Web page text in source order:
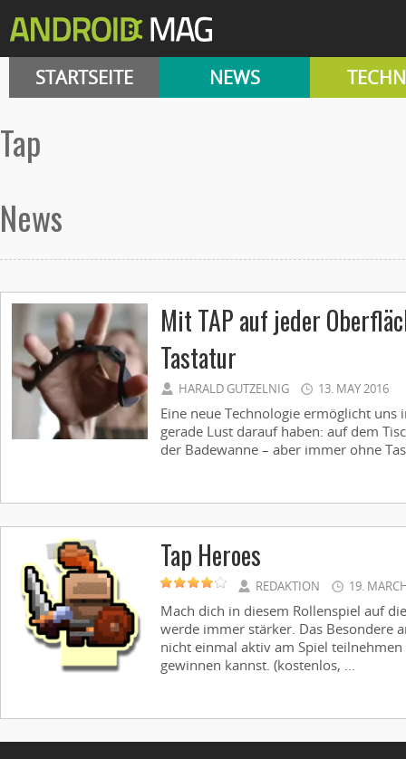
STARTSEITE NEWS
Tap
News
Mit TAP auf jeder
Tastatur
HARALD GUTZELNIG 13. MAY 2016
Eine neue Technologie ermöglicht
gerade Lust darauf haben: auf dem
der Badewanne – aber immer ohne
Tap Heroes
REDAKTION 19.
Mach dich in diesem Rollenspiel auf
werde immer stärker. Das Besondere
nicht einmal aktiv am Spiel
gewinnen kannst. (kostenlos, ...